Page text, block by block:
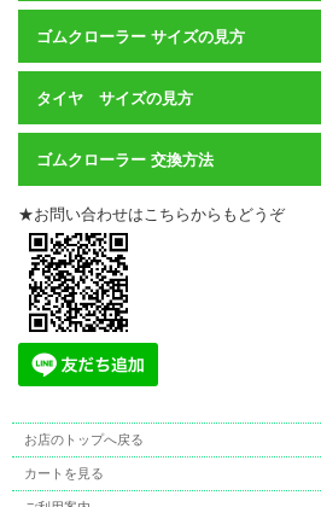
ゴムクローラーに自信があるからこそ
に保証付き。
他店で安いゴムクローラーを買ってし
た・・というお話を伺います。
そうならないためにも品質、価格にこ
ラーをおすすめします。ゴムクローラ
うと、機体を動かすことができなくなり
当店のゴムクローラーなら安心してご
購入前も後も万全のバック
すべての種類のゴムクローラーに安心
ご注文前の商品選定、適合の確認はも
いて、そしてご使用まで万全のアフタ
す。
ゴムクローラー サイズの見方
タイヤ サイズの見方
ゴムクローラー 交換方法
★お問い合わせはこちらからもどうぞ
お店のトップへ戻る
カートを見る